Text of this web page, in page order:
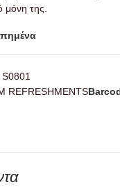
μόνη της.
S0801
REFRESHMENTS